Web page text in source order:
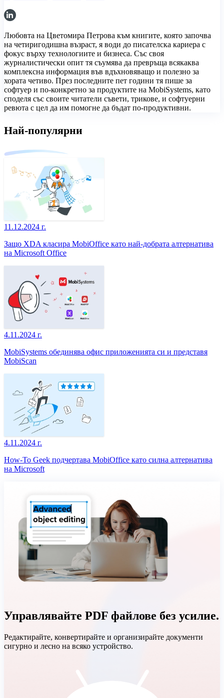
Любовта на Цветомира Петрова към книгите, която започва
на четиригодишна възраст, я води до писателска кариера с
фокус върху технологиите и бизнеса. Със своя
журналистически опит тя съумява да превръща всякаква
комплексна информация във вдъхновяващо и полезно за
хората четиво. През последните пет години тя пише за
софтуер и по-конкретно за продуктите на MobiSystems, като
споделя със своите читатели съвети, трикове, и софтуерни
ревюта с цел да им помогне да бъдат по-продуктивни.
Най-популярни
11.12.2024 г.
Защо XDA класира MobiOffice като най-добрата алтернатива
на Microsoft Office
4.11.2024 г.
MobiSystems обединява офис приложенията си и представя
MobiScan
4.11.2024 г.
How-To Geek подчертава MobiOffice като силна алтернатива
на Microsoft
Управлявайте PDF файлове без усилие.
Редактирайте, конвертирайте и организирайте документи
сигурно и лесно на всяко устройство.